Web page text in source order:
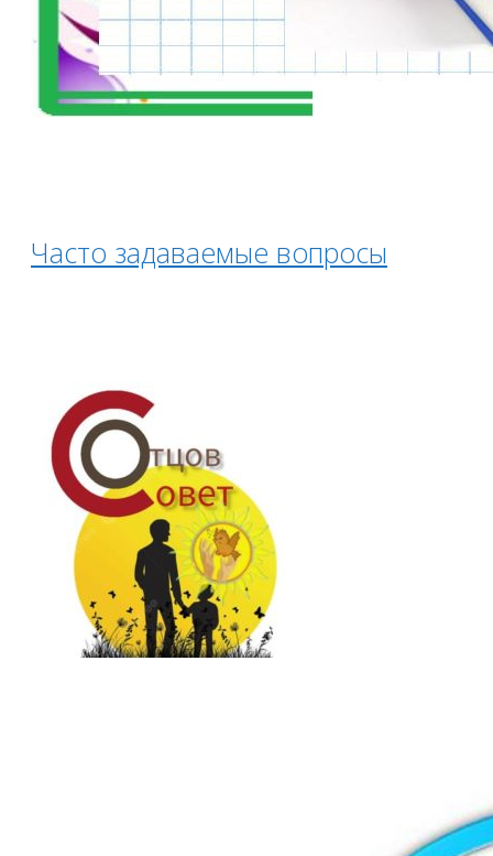
Часто задаваемые вопросы